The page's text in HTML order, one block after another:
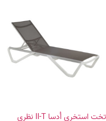
تخت استخری اُدسا II-T نظری